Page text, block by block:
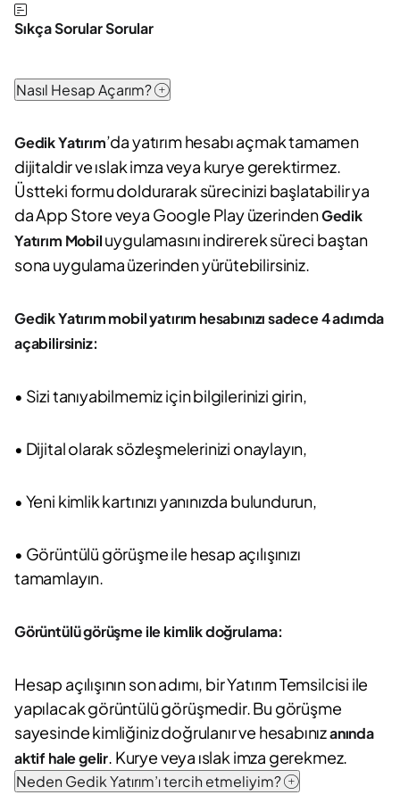
Sıkça Sorular Sorular
Nasıl Hesap Açarım?
Gedik Yatırım’da yatırım hesabı açmak tamamen
dijitaldir ve ıslak imza veya kurye gerektirmez.
Üstteki formu doldurarak sürecinizi başlatabilir ya
da App Store veya Google Play üzerindenGedik
Yatırım Mobiluygulamasını indirerek süreci baştan
sona uygulama üzerinden yürütebilirsiniz.
Gedik Yatırım mobil yatırım hesabınızı sadece 4 adımda
açabilirsiniz:
• Sizi tanıyabilmemiz için bilgilerinizi girin,
• Dijital olarak sözleşmelerinizi onaylayın,
• Yeni kimlik kartınızı yanınızda bulundurun,
• Görüntülü görüşme ile hesap açılışınızı
tamamlayın.
Görüntülü görüşme ile kimlik doğrulama:
Hesap açılışının son adımı, bir Yatırım Temsilcisi ile
yapılacak görüntülü görüşmedir. Bu görüşme
sayesinde kimliğiniz doğrulanır ve hesabınızanında
aktif hale gelir. Kurye veya ıslak imza gerekmez.
Neden Gedik Yatırım’ı tercih etmeliyim?